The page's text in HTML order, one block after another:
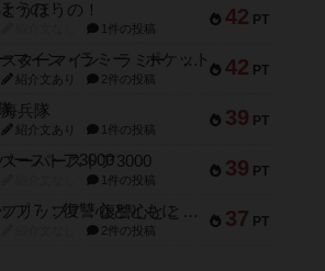
42 PT
とうほうの！
1件の投稿
42 PT
スターマイン・ラミー ポケット
紹介文あり 2件の投稿
39 PT
海兵隊
紹介文あり 1件の投稿
39 PT
スーパーストア3000
1件の投稿
37 PT
フリップ７：復讐心とともに
2件の投稿